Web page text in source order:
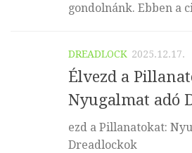
gondolnánk. Ebben a
DREADLOCK 2025.12.17.
Élvezd a
Nyugalmat adó
ezd a Pillanatokat:
Dreadlockok